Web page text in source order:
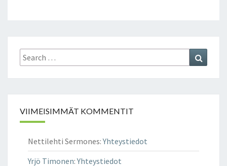
Search
for:
VIIMEISIMMÄT KOMMENTIT
Nettilehti Sermones:Yhteystiedot
Yrjö Timonen:Yhteystiedot